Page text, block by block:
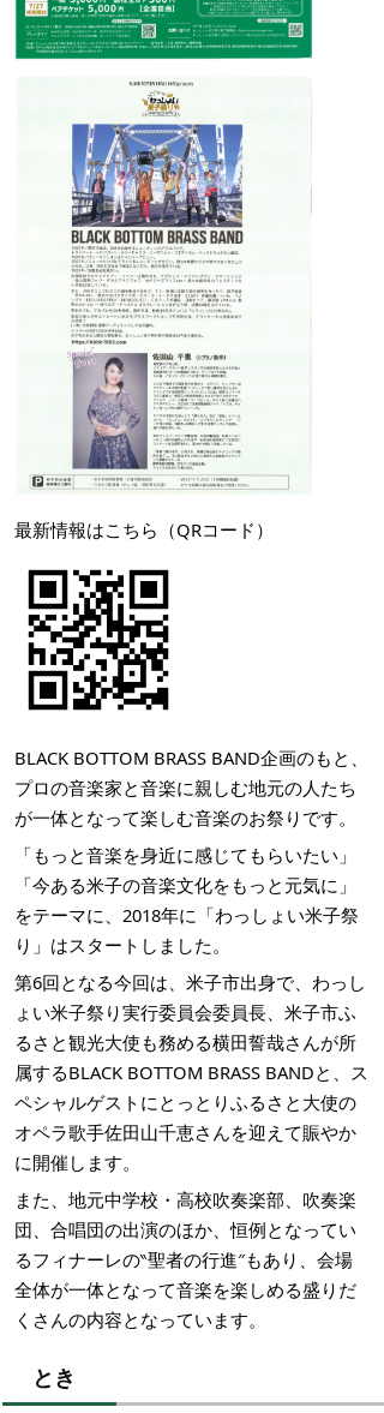
最新情報はこちら（QRコード）
BLACK BOTTOM BRASS BAND企画のもと、
プロの音楽家と音楽に親しむ地元の人たち
が一体となって楽しむ音楽のお祭りです。
「もっと音楽を身近に感じてもらいたい」
「今ある米子の音楽文化をもっと元気に」
をテーマに、2018年に「わっしょい米子祭
り」はスタートしました。
第6回となる今回は、米子市出身で、わっし
ょい米子祭り実行委員会委員長、米子市ふ
るさと観光大使も務める横田誓哉さんが所
属するBLACK BOTTOM BRASS BANDと、ス
ペシャルゲストにとっとりふるさと大使の
オペラ歌手佐田山千恵さんを迎えて賑やか
に開催します。
また、地元中学校・高校吹奏楽部、吹奏楽
団、合唱団の出演のほか、恒例となってい
るフィナーレの‶聖者の行進″もあり、会場
全体が一体となって音楽を楽しめる盛りだ
くさんの内容となっています。
とき